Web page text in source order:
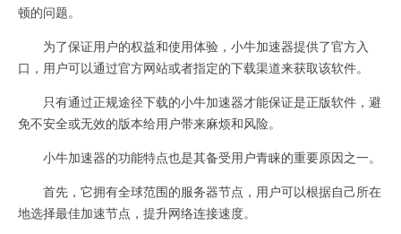
顿的问题。
为了保证用户的权益和使用体验，小牛加速器提供了官方入
口，用户可以通过官方网站或者指定的下载渠道来获取该软件。
只有通过正规途径下载的小牛加速器才能保证是正版软件，避
免不安全或无效的版本给用户带来麻烦和风险。
小牛加速器的功能特点也是其备受用户青睐的重要原因之一。
首先，它拥有全球范围的服务器节点，用户可以根据自己所在
地选择最佳加速节点，提升网络连接速度。